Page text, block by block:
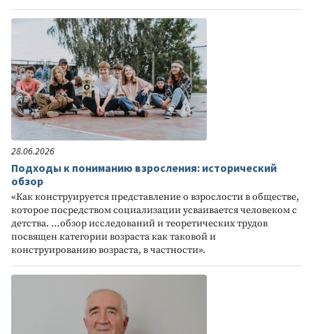
28.06.2026
Подходы к пониманию взросления: исторический
обзор
«Как конструируется представление о взрослости в обществе,
которое посредством социализации усваивается человеком с
детства. …обзор исследований и теоретических трудов
посвящен категории возраста как таковой и
конструированию возраста, в частности».